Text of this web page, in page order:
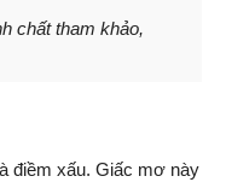
chất tham khảo,
điềm xấu. Giấc mơ này